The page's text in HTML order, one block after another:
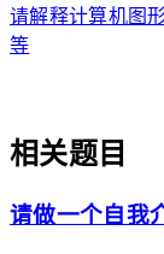
请解释计算机图
等
相关题目
请做一个自我